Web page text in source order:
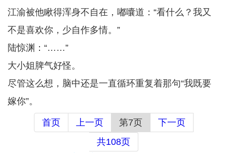
江渝被他瞅得浑身不自在，嘟囔道：“看什么？我又
不是喜欢你，少自作多情。”
陆惊渊：“……”
大小姐脾气好怪。
尽管这么想，脑中还是一直循环重复着那句“我既要
嫁你”。
首页 上一页 第7页
下一页
共108页